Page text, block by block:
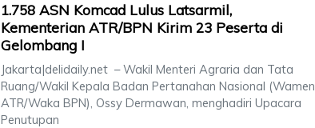
1.758 ASN Komcad Lulus Latsarmil,
Kementerian ATR/BPN Kirim 23 Peserta di
Gelombang I
Jakarta|delidaily.net – Wakil Menteri Agraria dan Tata
Ruang/Wakil Kepala Badan Pertanahan Nasional (Wamen
ATR/Waka BPN), Ossy Dermawan, menghadiri Upacara
Penutupan